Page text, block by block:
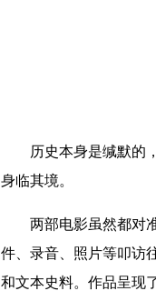
历史本身是缄默的
身临其境。
两部电影虽然都对
件、录音、照片等叩访
和文本史料。作品呈现